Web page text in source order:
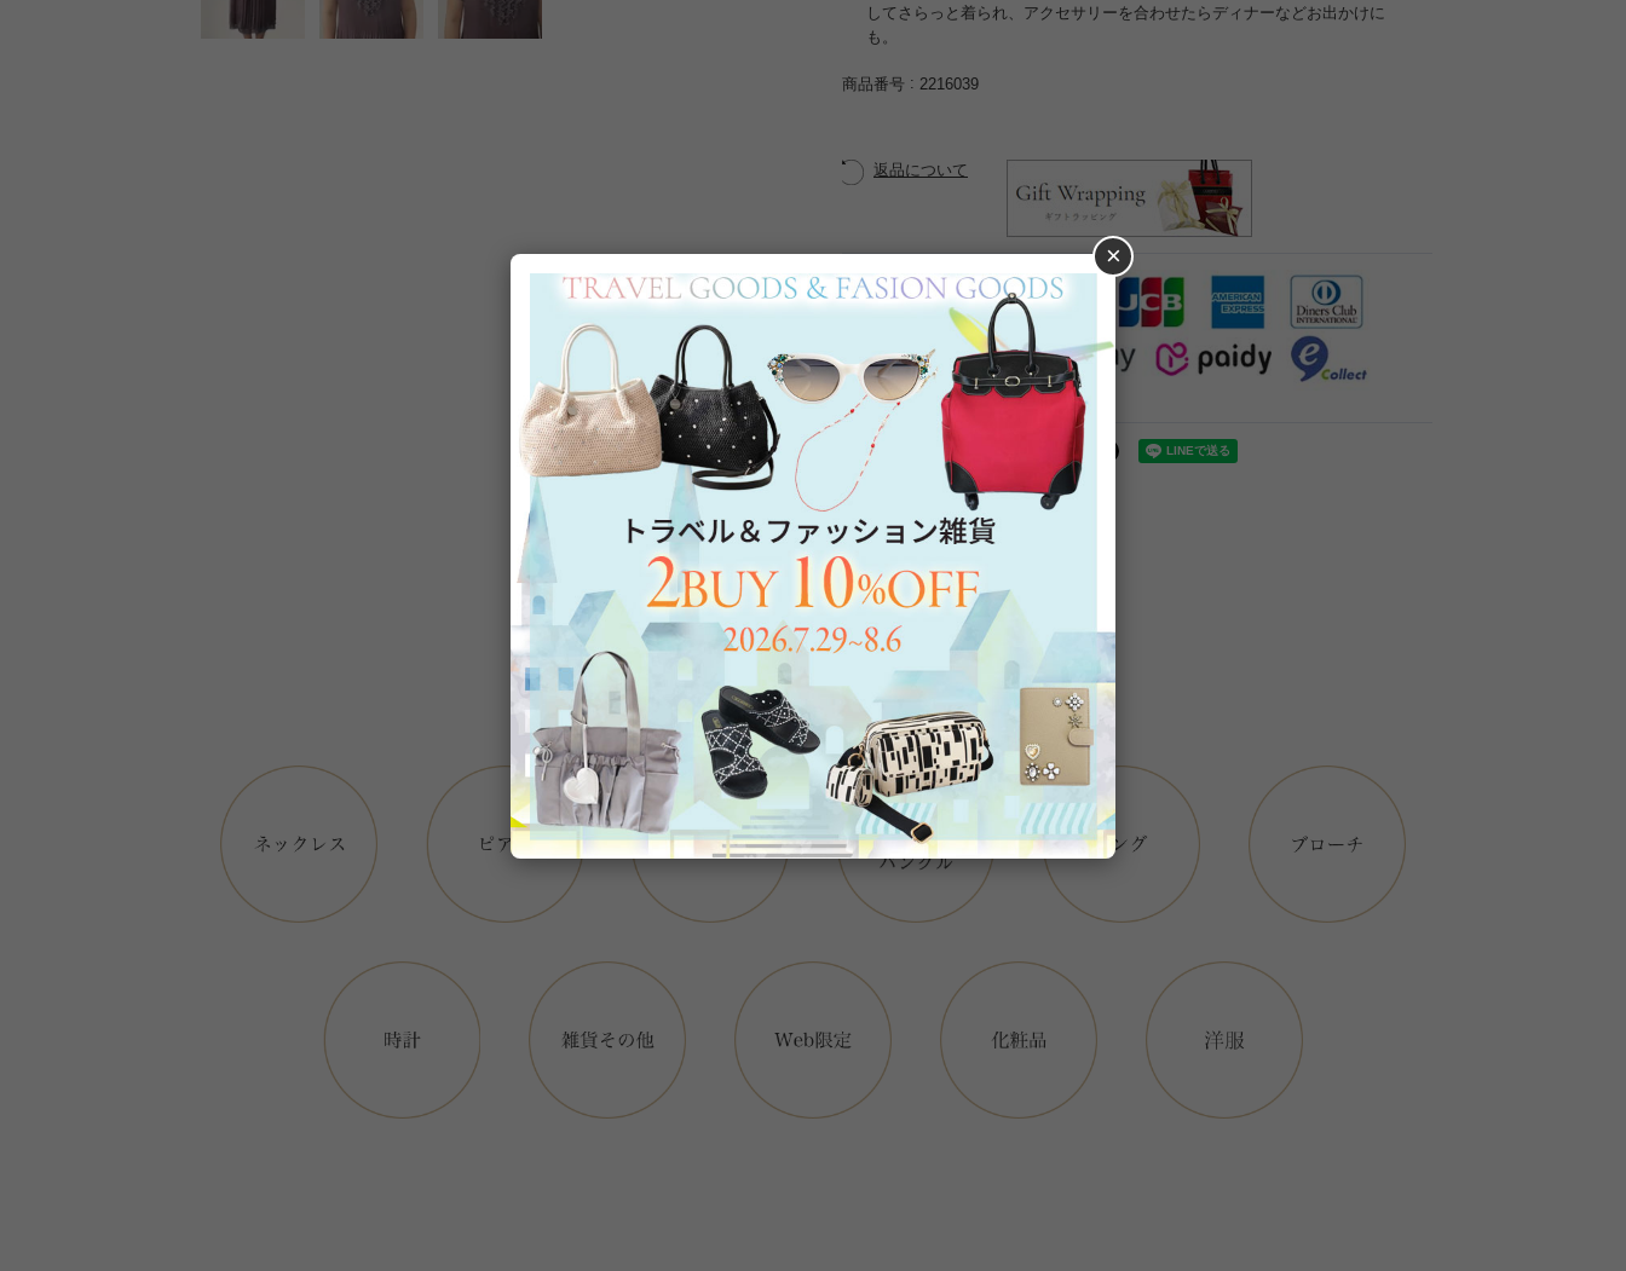
してさらっと着られ、アクセサリーを合わせたらディナーなどお出かけに
も。
商品番号 2216039
返品について
Category
アイテムカテゴリー
×